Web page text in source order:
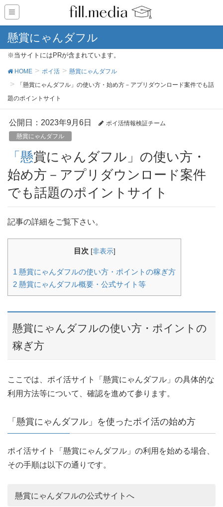
懸賞にゃんダフル
※当サイトにはPRが含まれています。
HOME ポイ活
懸賞にゃんダフル
「懸賞にゃんダフル」の使い方・始め方－アプリダウンロード案件でも話
題のポイントサイト
公開日： 2023年9月6日
ポイ活情報検証チーム
懸賞にゃんダフル
「懸賞にゃんダフル」の使い方・
始め方－アプリダウンロード案件
でも話題のポイントサイト
記事の詳細をご覧下さい。
目次 [非表示]
1 懸賞にゃんダフルの使い方・ポイントの稼ぎ方
2 懸賞にゃんダフル概要・公式サイト等
懸賞にゃんダフルの使い方・ポイントの
稼ぎ方
ここでは、ポイ活サイト「懸賞にゃんダフル」の具体的な
利用方法等について、確認を進めて参ります。
「懸賞にゃんダフル」を使ったポイ活の始め方
ポイ活サイト「懸賞にゃんダフル」の利用を始める場合、
その手順は以下の通りです。
懸賞にゃんダフルの公式サイトへ